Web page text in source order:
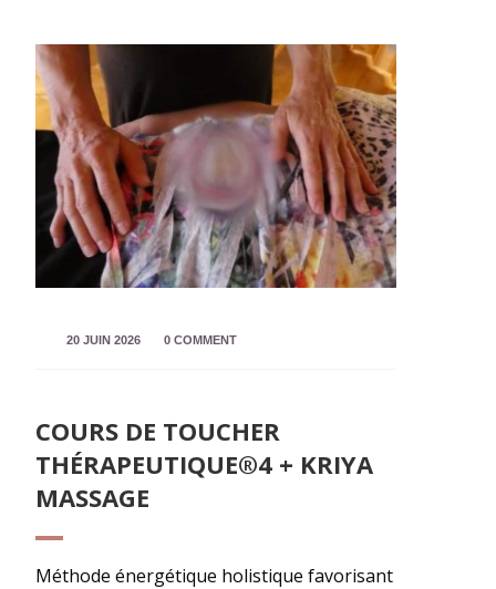
20 JUIN 2026 0 COMMENT
COURS DE TOUCHER
THÉRAPEUTIQUE®4 + KRIYA
MASSAGE
Méthode énergétique holistique favorisant